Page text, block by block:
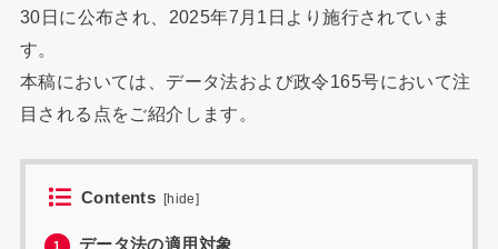
30日に公布され、2025年7月1日より施行されていま
す。
本稿においては、データ法および政令165号において注
目される点をご紹介します。
Contents [hide]
1 データ法の適用対象